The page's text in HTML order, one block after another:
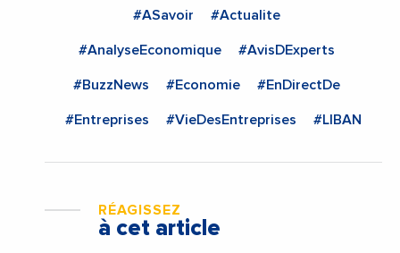
#ASavoir #Actualite
#AnalyseEconomique #AvisDExperts
#BuzzNews #Economie #EnDirectDe
#Entreprises #VieDesEntreprises #LIBAN
RÉAGISSEZ
à cet article